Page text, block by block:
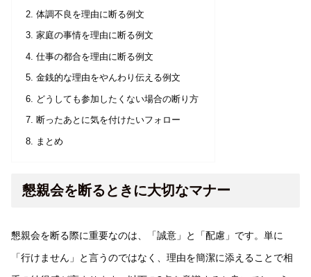
体調不良を理由に断る例文
家庭の事情を理由に断る例文
仕事の都合を理由に断る例文
金銭的な理由をやんわり伝える例文
どうしても参加したくない場合の断り方
断ったあとに気を付けたいフォロー
まとめ
懇親会を断るときに大切なマナー
懇親会を断る際に重要なのは、「誠意」と「配慮」です。単に
「行けません」と言うのではなく、理由を簡潔に添えることで相